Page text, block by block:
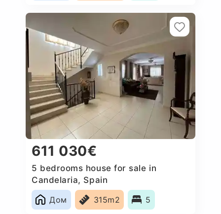
611 030€
5 bedrooms house for sale in
Candelaria, Spain
Дом
315m2 5